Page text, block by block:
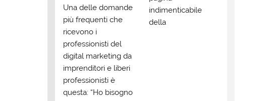
Una delle domande
più frequenti che
ricevono i
professionisti del
digital marketing da
imprenditori e liberi
professionisti è
questa: “Ho bisogno
indimenticabile
della